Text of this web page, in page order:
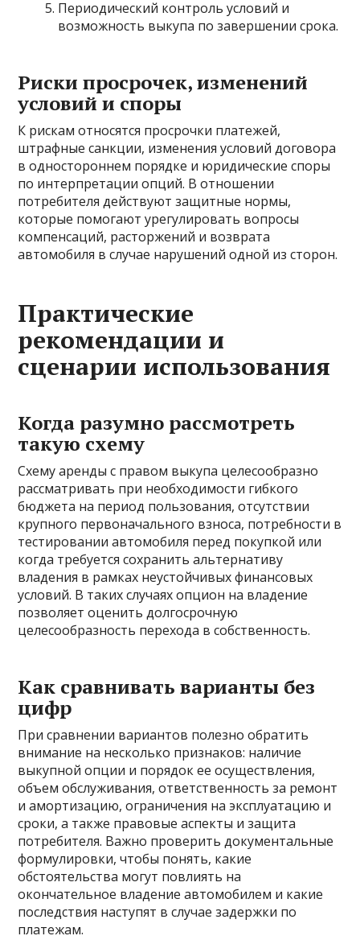
Периодический контроль условий и
возможность выкупа по завершении срока.
Риски просрочек, изменений
условий и споры
К рискам относятся просрочки платежей,
штрафные санкции, изменения условий договора
в одностороннем порядке и юридические споры
по интерпретации опций. В отношении
потребителя действуют защитные нормы,
которые помогают урегулировать вопросы
компенсаций, расторжений и возврата
автомобиля в случае нарушений одной из сторон.
Практические
рекомендации и
сценарии использования
Когда разумно рассмотреть
такую схему
Схему аренды с правом выкупа целесообразно
рассматривать при необходимости гибкого
бюджета на период пользования, отсутствии
крупного первоначального взноса, потребности в
тестировании автомобиля перед покупкой или
когда требуется сохранить альтернативу
владения в рамках неустойчивых финансовых
условий. В таких случаях опцион на владение
позволяет оценить долгосрочную
целесообразность перехода в собственность.
Как сравнивать варианты без
цифр
При сравнении вариантов полезно обратить
внимание на несколько признаков: наличие
выкупной опции и порядок ее осуществления,
объем обслуживания, ответственность за ремонт
и амортизацию, ограничения на эксплуатацию и
сроки, а также правовые аспекты и защита
потребителя. Важно проверить документальные
формулировки, чтобы понять, какие
обстоятельства могут повлиять на
окончательное владение автомобилем и какие
последствия наступят в случае задержки по
платежам.